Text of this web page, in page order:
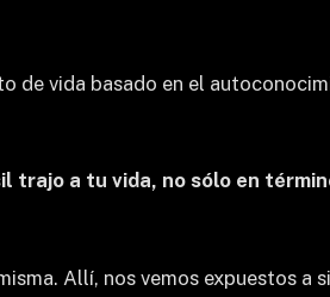
de vida basado en el
a tu vida, no sólo en
Allí, nos vemos expuestos a